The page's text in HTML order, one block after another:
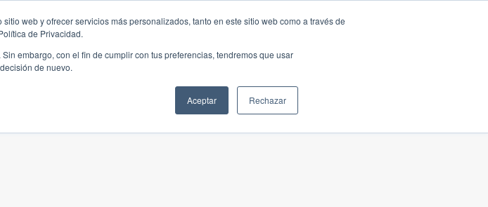
web y ofrecer servicios más personalizados, tanto en este sitio web como a través de
de Privacidad.
embargo, con el fin de cumplir con tus preferencias, tendremos que usar
de nuevo.
Aceptar Rechazar